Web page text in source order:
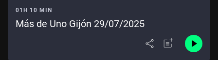
01H 10 MIN
Más de Uno Gijón 29/07/2025